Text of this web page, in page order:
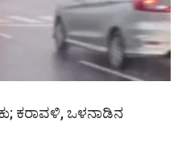
ಕರಾವಳಿ, ಒಳನಾಡಿನ